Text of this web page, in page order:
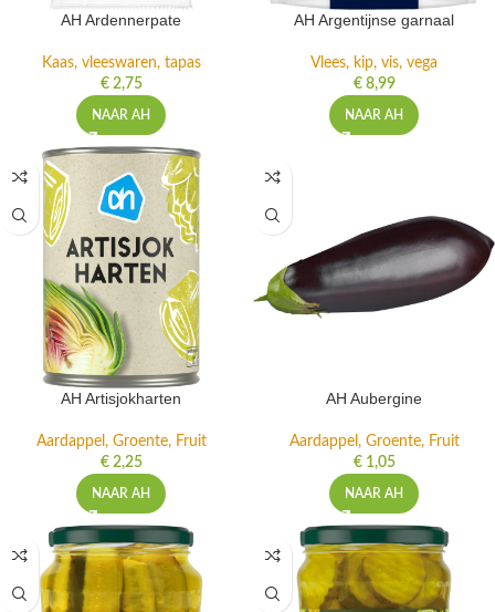
AH Ardennerpate
Kaas, vleeswaren, tapas
€2,75
NAAR AH
AH Argentijnse garnaal
Vlees, kip, vis, vega
€8,99
NAAR AH
AH Artisjokharten
Aardappel, Groente, Fruit
€2,25
NAAR AH
AH Aubergine
Aardappel, Groente, Fruit
€1,05
NAAR AH